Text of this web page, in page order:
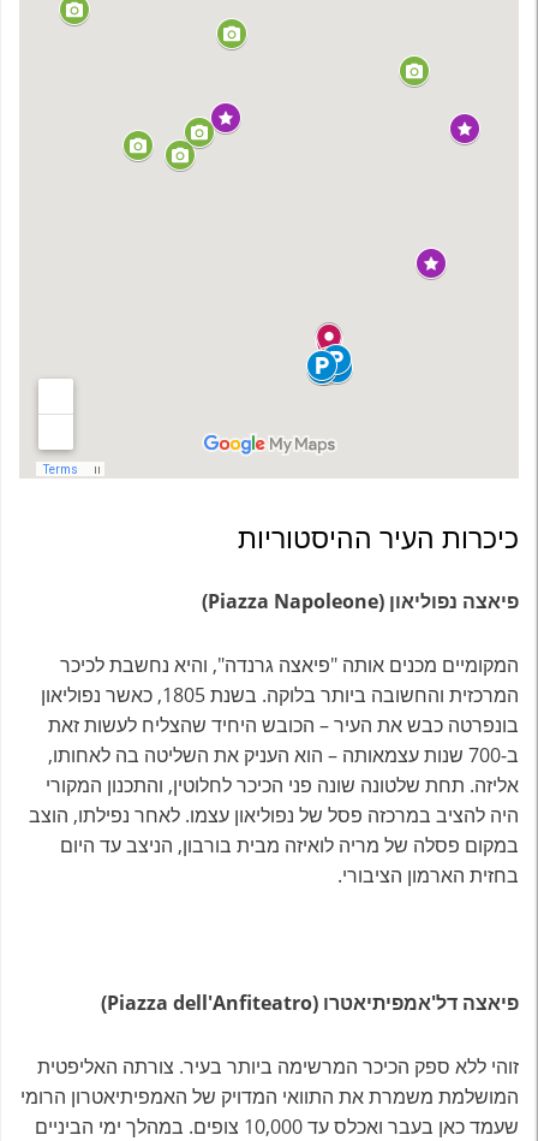
כיכרות העיר ההיסטוריות
פיאצה נפוליאון (Piazza Napoleone)
המקומיים מכנים אותה "פיאצה גרנדה", והיא נחשבת לכיכר
המרכזית והחשובה ביותר בלוקה. בשנת 1805, כאשר נפוליאון
בונפרטה כבש את העיר – הכובש היחיד שהצליח לעשות זאת
ב-700 שנות עצמאותה – הוא העניק את השליטה בה לאחותו,
אליזה. תחת שלטונה שונה פני הכיכר לחלוטין, והתכנון המקורי
היה להציב במרכזה פסל של נפוליאון עצמו. לאחר נפילתו, הוצב
במקום פסלה של מריה לואיזה מבית בורבון, הניצב עד היום
בחזית הארמון הציבורי.
פיאצה דל'אמפיתיאטרו (Piazza dell'Anfiteatro)
זוהי ללא ספק הכיכר המרשימה ביותר בעיר. צורתה האליפטית
המושלמת משמרת את התוואי המדויק של האמפיתיאטרון הרומי
שעמד כאן בעבר ואכלס עד 10,000 צופים. במהלך ימי הביניים